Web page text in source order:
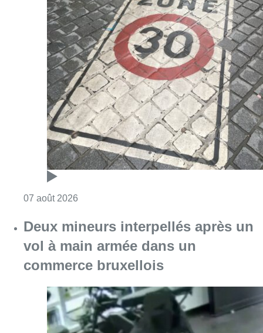
07 août 2026
Deux mineurs interpellés après un
vol à main armée dans un
commerce bruxellois